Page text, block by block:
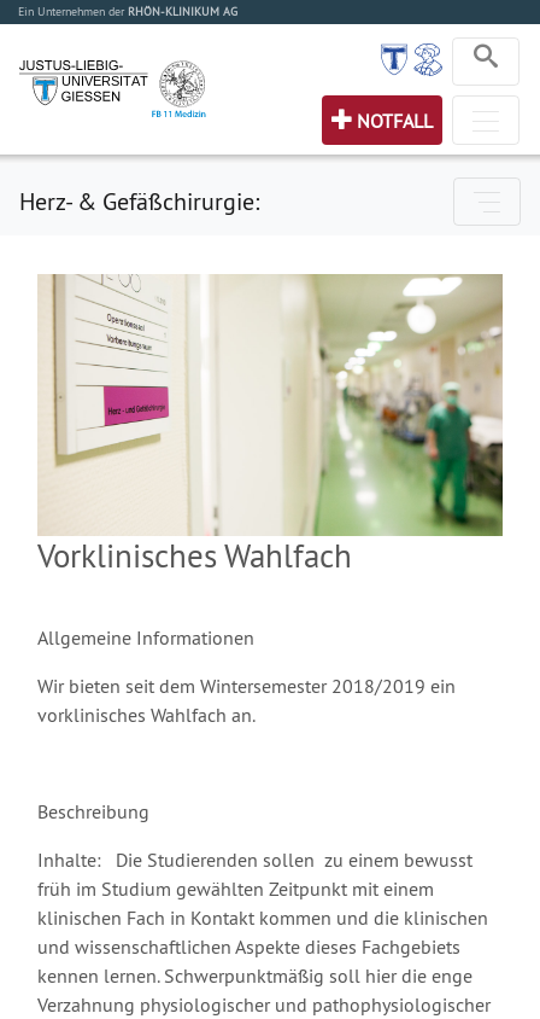
Ein Unternehmen der RHÖN-KLINIKUM AG
NOTFALL
Herz- & Gefäßchirurgie:
Vorklinisches Wahlfach
Allgemeine Informationen
Wir bieten seit dem Wintersemester 2018/2019 ein
vorklinisches Wahlfach an.
Beschreibung
Inhalte: Die Studierenden sollen zu einem bewusst
früh im Studium gewählten Zeitpunkt mit einem
klinischen Fach in Kontakt kommen und die klinischen
und wissenschaftlichen Aspekte dieses Fachgebiets
kennen lernen. Schwerpunktmäßig soll hier die enge
Verzahnung physiologischer und pathophysiologischer